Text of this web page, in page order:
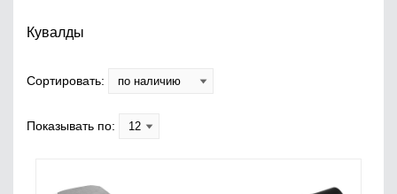
Кувалды
Сортировать:
Показывать по: